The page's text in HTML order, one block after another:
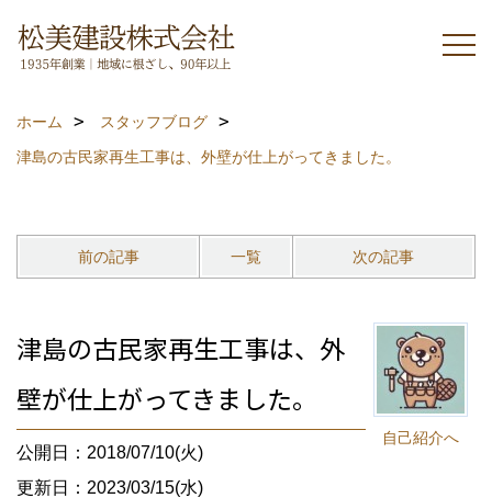
ホーム
スタッフブログ
津島の古民家再生工事は、外壁が仕上がってきました。
前の記事 一覧 次の記事
自己紹介へ
津島の古民家再生工事は、外
壁が仕上がってきました。
公開日：2018/07/10(火)
更新日：2023/03/15(水)